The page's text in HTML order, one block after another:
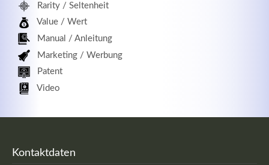
Rarity / Seltenheit
Value / Wert
Manual / Anleitung
Marketing / Werbung
Patent
Video
Kontaktdaten